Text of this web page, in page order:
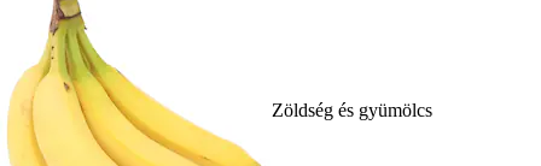
Zöldség és gyümölcs